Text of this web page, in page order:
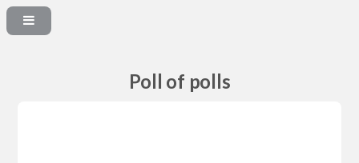
Poll of polls